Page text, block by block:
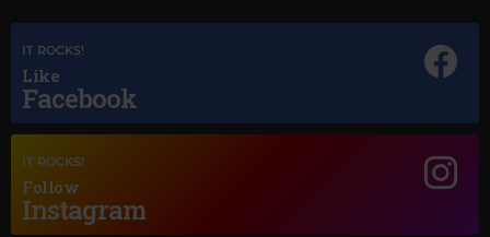
IT ROCKS!
Like
Facebook
IT ROCKS!
Follow
Instagram